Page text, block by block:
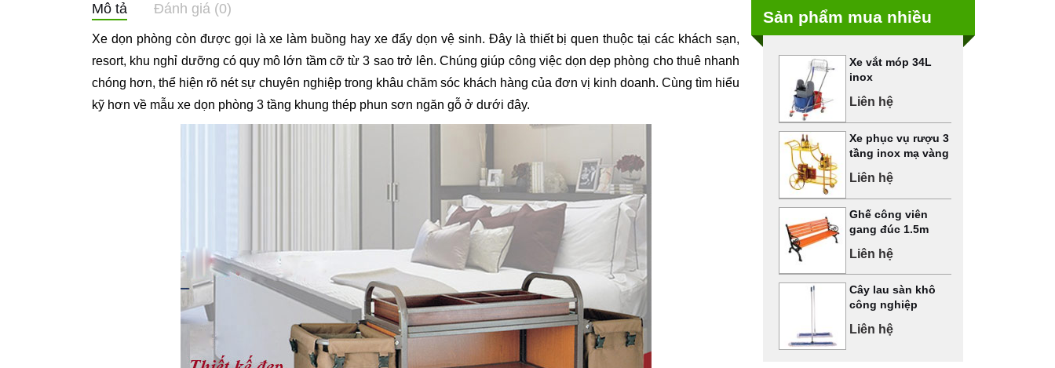
Mô tả Đánh giá (0)
Xe dọn phòng còn được gọi là xe làm buồng hay xe đẩy dọn vệ sinh. Đây là thiết bị quen thuộc tại các khách sạn,
resort, khu nghỉ dưỡng có quy mô lớn tầm cỡ từ 3 sao trở lên. Chúng giúp công việc dọn dẹp phòng cho thuê nhanh
chóng hơn, thể hiện rõ nét sự chuyên nghiệp trong khâu chăm sóc khách hàng của đơn vị kinh doanh. Cùng tìm hiểu
kỹ hơn về mẫu xe dọn phòng 3 tầng khung thép phun sơn ngăn gỗ ở dưới đây.
Sản phẩm mua nhiều
Xe vắt móp 34L
inox
Liên hệ
Xe phục vụ rượu 3
tầng inox mạ vàng
Liên hệ
Ghế công viên
gang đúc 1.5m
Liên hệ
Cây lau sàn khô
công nghiệp
Liên hệ